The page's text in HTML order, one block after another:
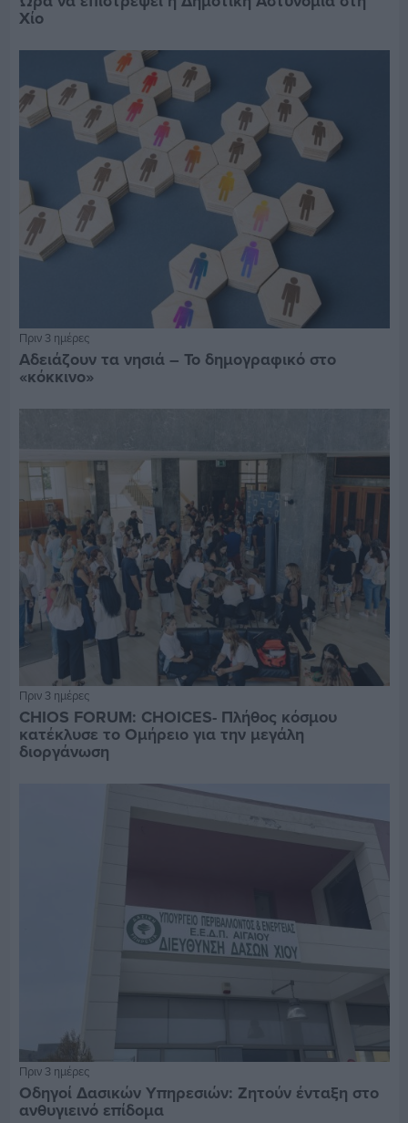
Χίο
Πριν 3 ημέρες
Αδειάζουν τα νησιά – Το δημογραφικό στο
«κόκκινο»
Πριν 3 ημέρες
CHIOS FORUM: CHOICES- Πλήθος κόσμου
κατέκλυσε το Ομήρειο για την μεγάλη
διοργάνωση
Πριν 3 ημέρες
Οδηγοί Δασικών Υπηρεσιών: Ζητούν ένταξη στο
ανθυγιεινό επίδομα